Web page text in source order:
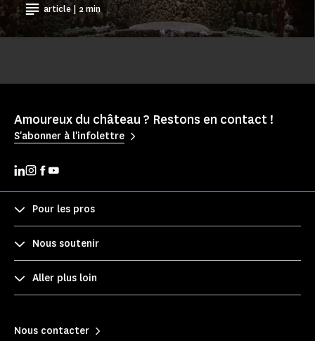
article | 2 min
Amoureux du château ? Restons en contact !
S'abonner à l'infolettre
Pour les pros
Nous soutenir
Aller plus loin
Nous contacter